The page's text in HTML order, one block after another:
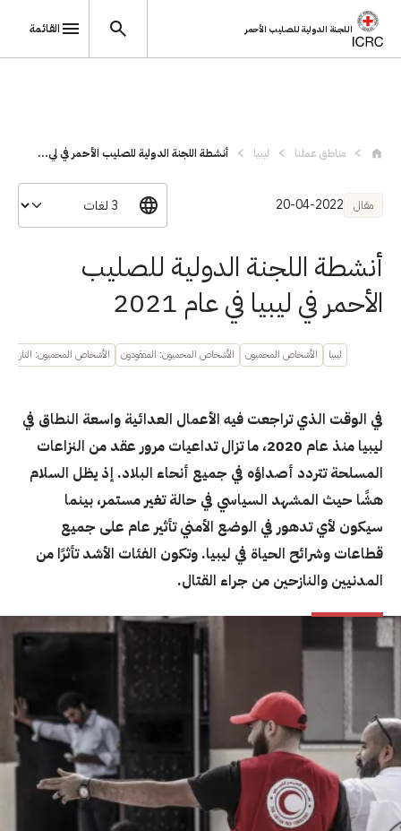
اللجنة الدولية للصليب الأحمر القائمة
مناطق عملنا ليبيا أنشطة اللجنة الدولية للصليب الأحمر في لي...
مقال 20-04-2022
أنشطة اللجنة الدولية للصليب
الأحمر في ليبيا في عام 2021
ليبيا الأشخاص المحميون الأشخاص المحميون: المفقودون الأشخاص المحميون: النازحون
في الوقت الذي تراجعت فيه الأعمال العدائية واسعة النطاق في
ليبيا منذ عام 2020، ما تزال تداعيات مرور عقد من النزاعات
المسلحة تتردد أصداؤه في جميع أنحاء البلاد. إذ يظل السلام
هشًا حيث المشهد السياسي في حالة تغير مستمر، بينما
سيكون لأي تدهور في الوضع الأمني تأثير عام على جميع
قطاعات وشرائح الحياة في ليبيا. وتكون الفئات الأشد تأثرًا من
المدنيين والنازحين من جراء القتال.